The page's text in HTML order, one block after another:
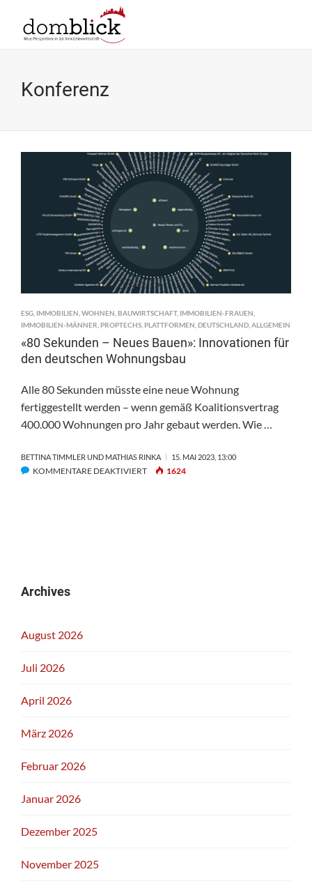
Konferenz
ESG IMMOBILIEN WOHNEN BAUWIRTSCHAFT, IMMOBILIEN-FRAUEN
IMMOBILIEN-MÄNNER PROPTECHS PLATTFORMEN DEUTSCHLAND ALLGEMEIN
«80 Sekunden – Neues Bauen»: Innovationen für
den deutschen Wohnungsbau
Alle 80 Sekunden müsste eine neue Wohnung
fertiggestellt werden – wenn gemäß Koalitionsvertrag
400.000 Wohnungen pro Jahr gebaut werden. Wie …
BETTINA TIMMLER UND MATHIAS RINKA 15. MAI 2023, 13:00
KOMMENTARE DEAKTIVIERTFÜR 1624
Archives
August 2026
Juli 2026
April 2026
März 2026
Februar 2026
Januar 2026
Dezember 2025
November 2025